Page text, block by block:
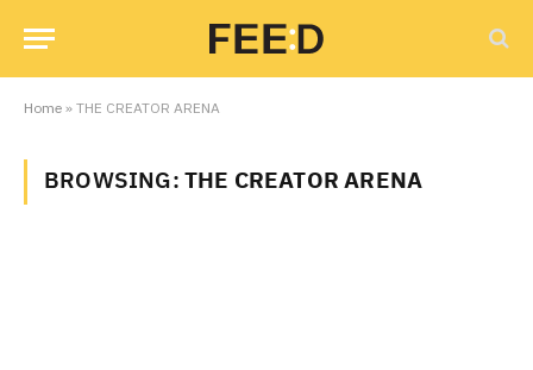
Home»THE CREATOR ARENA
BROWSING:THE CREATOR ARENA